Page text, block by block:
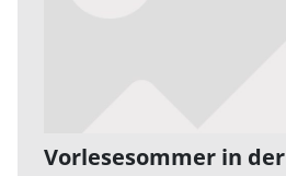
Vorlesesommer in der